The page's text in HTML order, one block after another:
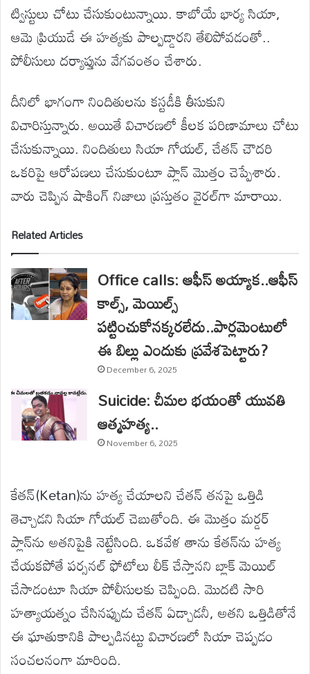
ట్విస్టులు చోటు చేసుకుంటున్నాయి. కాబోయే భార్య సియా,
ఆమె ప్రియుడే ఈ హత్యకు పాల్పడ్డారని తేలిపోవడంతో..
పోలీసులు దర్యాప్తును వేగవంతం చేశారు.
దీనిలో భాగంగా నిందితులను కస్టడీకి తీసుకుని
విచారిస్తున్నారు. అయితే విచారణలో కీలక పరిణామాలు చోటు
చేసుకున్నాయి. నిందితులు సియా గోయల్, చేతన్ చౌదరి
ఒకరిపై ఆరోపణలు చేసుకుంటూ ప్లాన్ మొత్తం చెప్పేశారు.
వారు చెప్పిన షాకింగ్ నిజాలు ప్రస్తుతం వైరల్‌గా మారాయి.
Related Articles
Office calls: ఆఫీస్ అయ్యాక..ఆఫీస్
కాల్స్, మెయిల్స్‌
పట్టించుకోనక్కరలేదు..పార్లమెంటులో
ఈ బిల్లు ఎందుకు ప్రవేశపెట్టారు?
December 6, 2025
Suicide: చీమల భయంతో యువతి
ఆత్మహత్య..
November 6, 2025
కేతన్‌(Ketan)ను హత్య చేయాలని చేతన్ తనపై ఒత్తిడి
తెచ్చాడని సియా గోయల్ చెబుతోంది. ఈ మొత్తం మర్డర్
ప్లాన్‌ను అతనిపైకి నెట్టేసింది. ఒకవేళ తాను కేతన్‌ను హత్య
చేయకపోతే పర్సనల్ ఫోటోలు లీక్ చేస్తానని బ్లాక్ మెయిల్
చేసాడంటూ సియా పోలీసులకు చెప్పింది. మొదటి సారి
హత్యాయత్నం చేసినప్పుడు చేతన్ ఏడ్చాడనీ, అతని ఒత్తిడితోనే
ఈ ఘాతుకానికి పాల్పడినట్టు విచారణలో సియా చెప్పడం
సంచలనంగా మారింది.